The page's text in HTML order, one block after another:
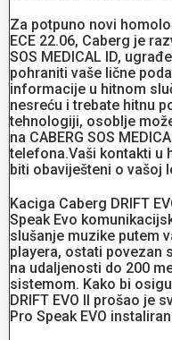
Za potpuno novi
ECE 22.06, Caberg je
SOS MEDICAL ID,
pohraniti vaše lične
informacije u hitnom
nesreću i trebate hitnu
tehnologiji, osoblje
na CABERG SOS
telefona.Vaši kontakti u
biti obaviješteni o vašoj
Kaciga Caberg DRIFT
Speak Evo
slušanje muzike putem
playera, ostati povezan
na udaljenosti do 200
sistemom. Kako bi
DRIFT EVO II prošao je
Pro Speak EVO